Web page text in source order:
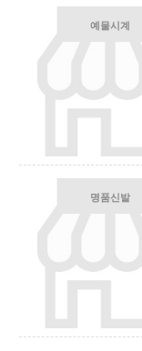
예물시계
명품신발